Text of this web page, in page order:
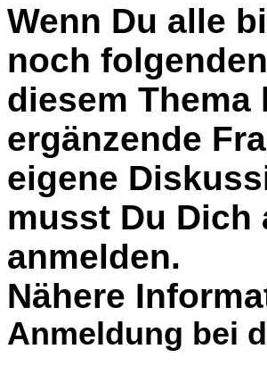
Wenn Du alle
noch
diesem
ergänzende
eigene
musst Du Dich
anmelden.
Nähere
Anmeldung bei